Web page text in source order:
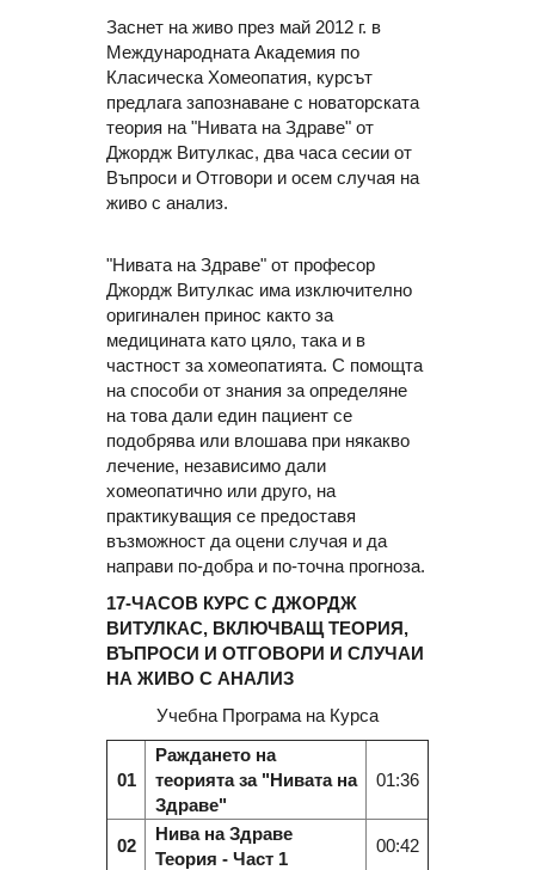
Заснет на живо през май 2012 г. в
Международната Академия по
Класическа Хомеопатия, курсът
предлага запознаване с новаторската
теория на "Нивата на Здраве" от
Джордж Витулкас, два часа сесии от
Въпроси и Отговори и осем случая на
живо с анализ.
"Нивата на Здраве" от професор
Джордж Витулкас има изключително
оригинален принос както за
медицината като цяло, така и в
частност за хомеопатията. С помощта
на способи от знания за определяне
на това дали един пациент се
подобрява или влошава при някакво
лечение, независимо дали
хомеопатично или друго, на
практикуващия се предоставя
възможност да оцени случая и да
направи по-добра и по-точна прогноза.
17-ЧАСОВ КУРС С ДЖОРДЖ
ВИТУЛКАС, ВКЛЮЧВАЩ ТЕОРИЯ,
ВЪПРОСИ И ОТГОВОРИ И СЛУЧАИ
НА ЖИВО С АНАЛИЗ
Учебна Програма на Курса
01
Раждането на
теорията за "Нивата на
Здраве"
01:36
02
Нива на Здраве
Теория - Част 1
00:42